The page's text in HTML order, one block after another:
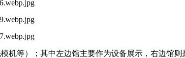
等）；其中左边馆主要作为设备展示，右边馆则